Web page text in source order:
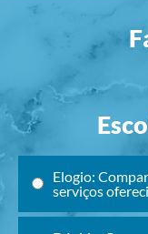
Elogio:
serviços